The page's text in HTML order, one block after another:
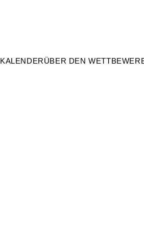
KALENDERÜBER DEN